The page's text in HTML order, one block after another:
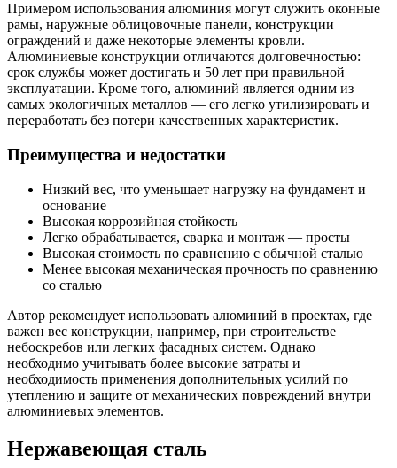
Примером использования алюминия могут служить оконные
рамы, наружные облицовочные панели, конструкции
ограждений и даже некоторые элементы кровли.
Алюминиевые конструкции отличаются долговечностью:
срок службы может достигать и 50 лет при правильной
эксплуатации. Кроме того, алюминий является одним из
самых экологичных металлов — его легко утилизировать и
переработать без потери качественных характеристик.
Преимущества и недостатки
Низкий вес, что уменьшает нагрузку на фундамент и
основание
Высокая коррозийная стойкость
Легко обрабатывается, сварка и монтаж — просты
Высокая стоимость по сравнению с обычной сталью
Менее высокая механическая прочность по сравнению
со сталью
Автор рекомендует использовать алюминий в проектах, где
важен вес конструкции, например, при строительстве
небоскребов или легких фасадных систем. Однако
необходимо учитывать более высокие затраты и
необходимость применения дополнительных усилий по
утеплению и защите от механических повреждений внутри
алюминиевых элементов.
Нержавеющая сталь